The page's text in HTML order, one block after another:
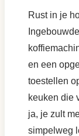
Rust in je
en een
toestellen
keuken die
ja, je zult
simpelweg